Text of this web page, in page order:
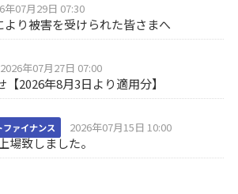
年07月29日 07:30
り被害を受けられた皆さまへ
2026年07月27日 07:00
2026年8月3日より適用分】
ファイナンス 2026年07月15日 10:00
場致しました。